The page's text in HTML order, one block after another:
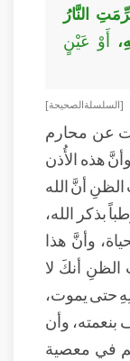
النَّارُ
أَوْ عَيْنٍ
[ السلسلة الصحيحة ]
عن محارم
هذه الأُذن
الظنِ أنَّ الله
بذكر الله،
وأنَّ هذا
الظنِ أنكَ لا
حتى يموت،
بنعمته، وأن
في معصية